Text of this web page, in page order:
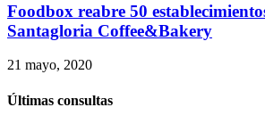
Foodbox reabre 50
Santagloria Coffee&Bakery
21 mayo, 2020
Últimas consultas